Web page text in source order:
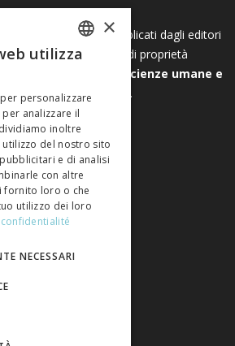
i libri e le riviste pubblicati dagli editori
e sociali. Libreo.ch è di proprietà
degli editori di scienze umane e
senza scopo di lucro.
FRENCH
×
utilizza
personalizzare
analizzare il
inoltre
del nostro sito
e di analisi
con altre
fornito loro o che
utilizzo dei loro
NECESSARI